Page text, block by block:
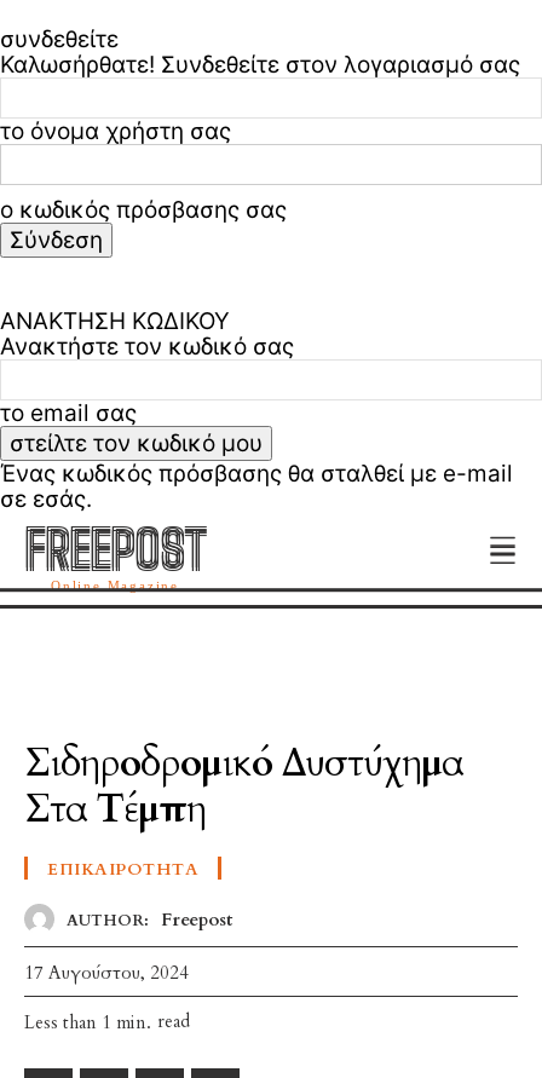
συνδεθείτε
Καλωσήρθατε! Συνδεθείτε στον λογαριασμό σας
το όνομα χρήστη σας
ο κωδικός πρόσβασης σας
ΑΝΑΚΤΗΣΗ ΚΩΔΙΚΟΥ
Ανακτήστε τον κωδικό σας
το email σας
Ένας κωδικός πρόσβασης θα σταλθεί με e-mail
σε εσάς.
FREEPOST
Online Magazine
FREEPOST
Σιδηροδρομικό Δυστύχημα
Στα Τέμπη
ΕΠΙΚΑΙΡΌΤΗΤΑ
AUTHOR: Freepost
17 Αυγούστου, 2024
Less than 1 min. read